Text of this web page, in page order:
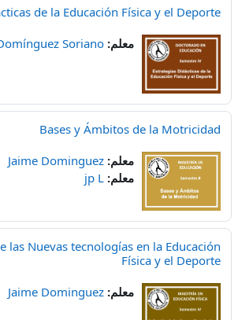
de la Educación Física y el Deporte
معلم: Soriano
Bases y Ámbitos de la Motricidad
معلم: Jaime Dominguez
معلم: jp L
las Nuevas tecnologías en la Educación
Física y el Deporte
معلم: Jaime Dominguez